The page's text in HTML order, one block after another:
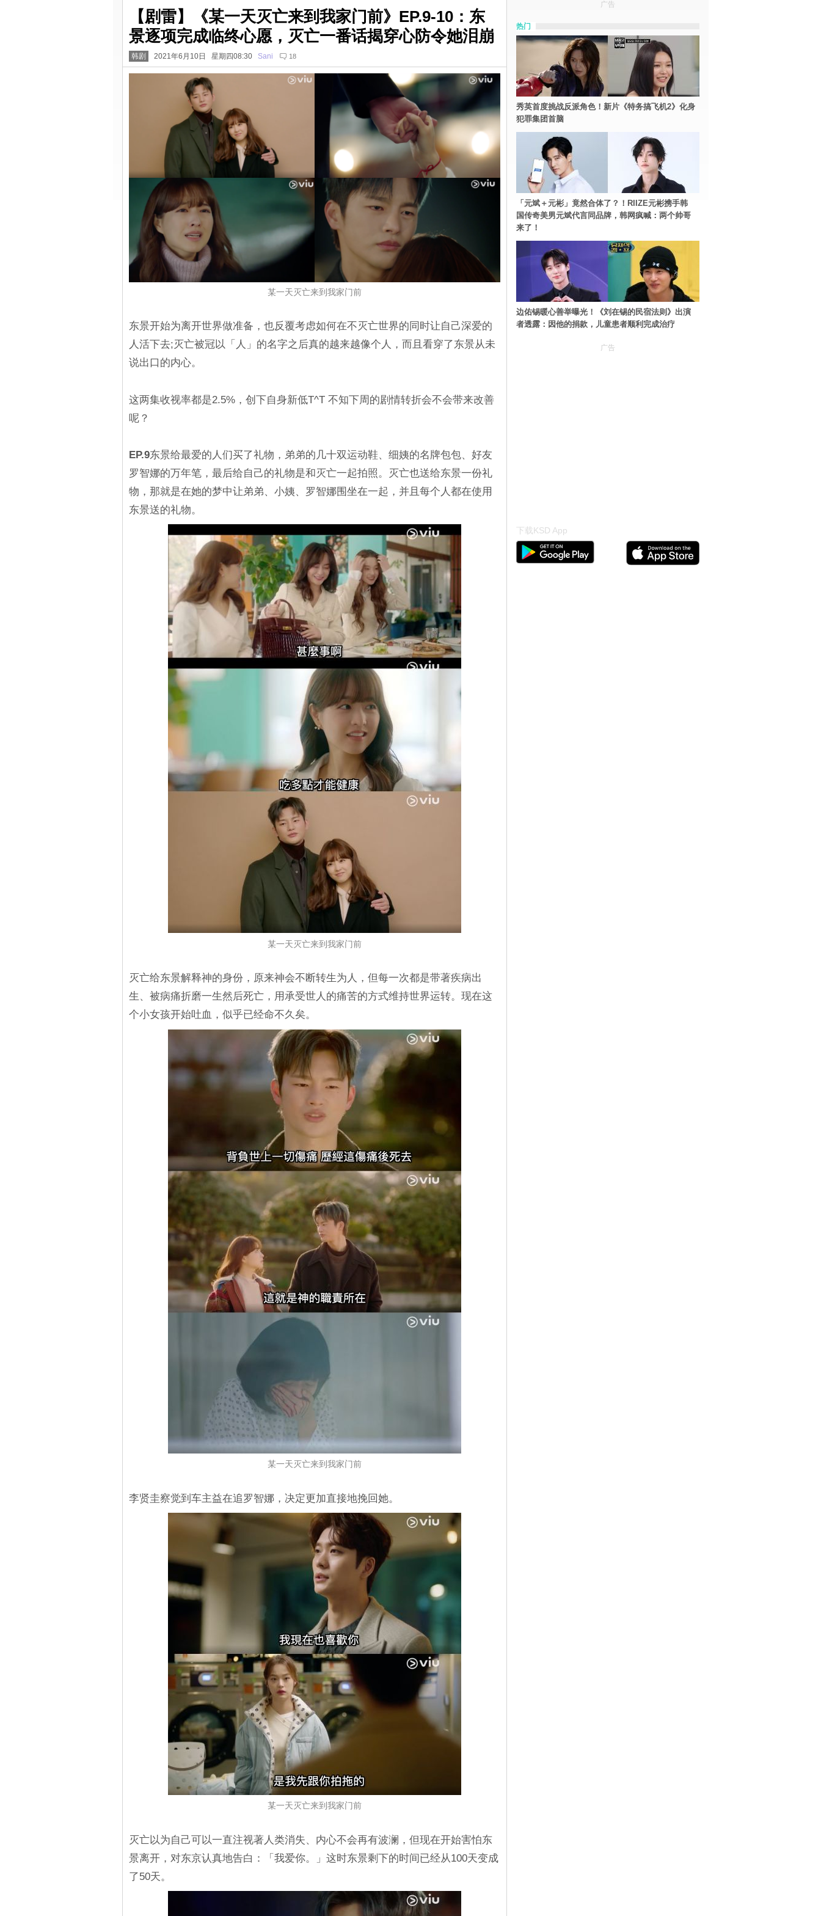
【剧雷】《某一天灭亡来到我家门前》EP.9-10：东
景逐项完成临终心愿，灭亡一番话揭穿心防令她泪崩
韩剧 2021年6月10日 星期四08:30 Sani 18
某一天灭亡来到我家门前
东景开始为离开世界做准备，也反覆考虑如何在不灭亡世界的同时让自己深爱的
人活下去;灭亡被冠以「人」的名字之后真的越来越像个人，而且看穿了东景从未
说出口的内心。
这两集收视率都是2.5%，创下自身新低T^T 不知下周的剧情转折会不会带来改善
呢？
EP.9东景给最爱的人们买了礼物，弟弟的几十双运动鞋、细姨的名牌包包、好友
罗智娜的万年笔，最后给自己的礼物是和灭亡一起拍照。灭亡也送给东景一份礼
物，那就是在她的梦中让弟弟、小姨、罗智娜围坐在一起，并且每个人都在使用
东景送的礼物。
某一天灭亡来到我家门前
灭亡给东景解释神的身份，原来神会不断转生为人，但每一次都是带著疾病出
生、被病痛折磨一生然后死亡，用承受世人的痛苦的方式维持世界运转。现在这
个小女孩开始吐血，似乎已经命不久矣。
某一天灭亡来到我家门前
李贤圭察觉到车主益在追罗智娜，决定更加直接地挽回她。
某一天灭亡来到我家门前
灭亡以为自己可以一直注视著人类消失、内心不会再有波澜，但现在开始害怕东
景离开，对东京认真地告白：「我爱你。」这时东景剩下的时间已经从100天变成
了50天。
广告
热门
秀英首度挑战反派角色！新片《特务搞飞机2》化身
犯罪集团首脑
「元斌＋元彬」竟然合体了？！RIIZE元彬携手韩
国传奇美男元斌代言同品牌，韩网疯喊：两个帅哥
来了！
边佑锡暖心善举曝光！《刘在锡的民宿法则》出演
者透露：因他的捐款，儿童患者顺利完成治疗
广告
下载KSD App